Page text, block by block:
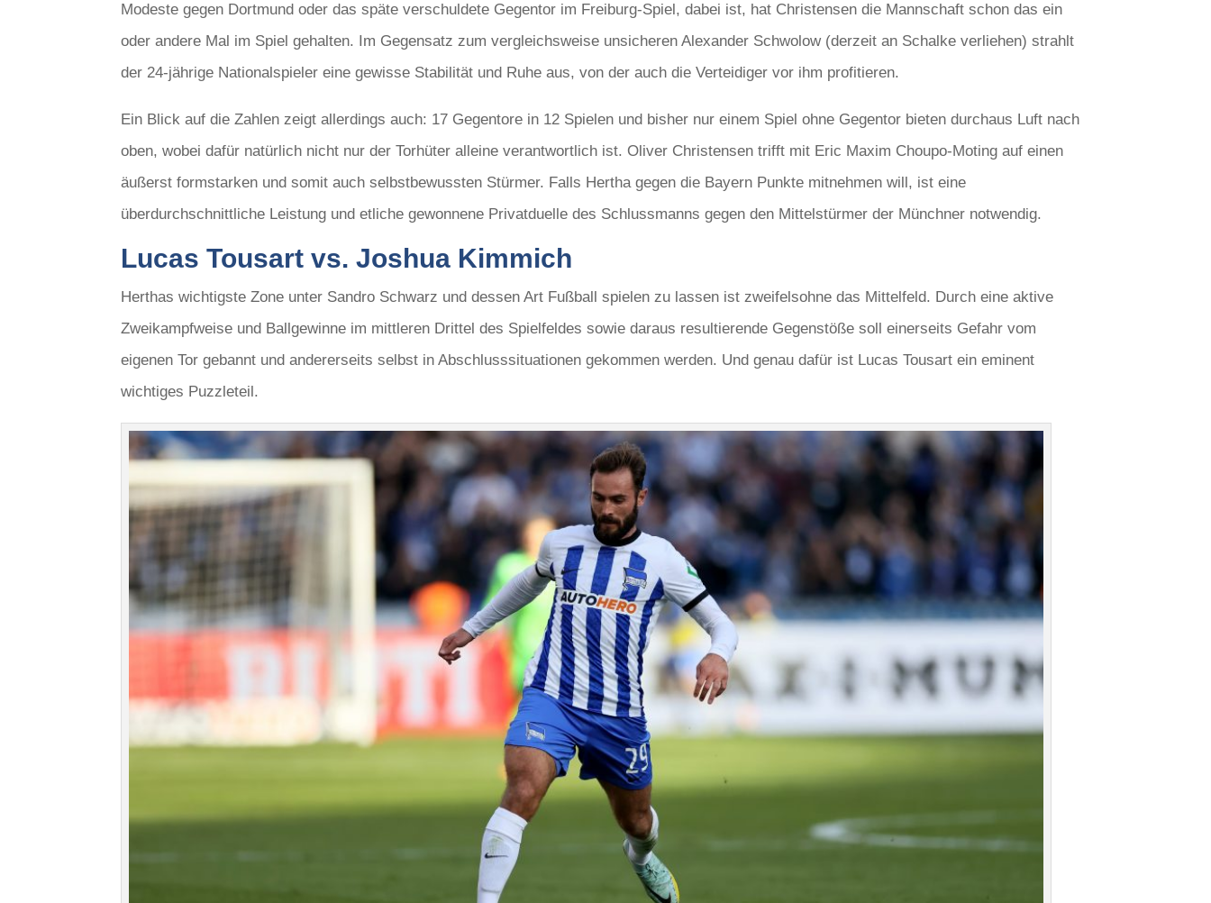
Modeste gegen Dortmund oder das späte verschuldete Gegentor im Freiburg-Spiel, dabei ist, hat Christensen die Mannschaft schon das ein
oder andere Mal im Spiel gehalten. Im Gegensatz zum vergleichsweise unsicheren Alexander Schwolow (derzeit an Schalke verliehen) strahlt
der 24-jährige Nationalspieler eine gewisse Stabilität und Ruhe aus, von der auch die Verteidiger vor ihm profitieren.
Ein Blick auf die Zahlen zeigt allerdings auch: 17 Gegentore in 12 Spielen und bisher nur einem Spiel ohne Gegentor bieten durchaus Luft nach
oben, wobei dafür natürlich nicht nur der Torhüter alleine verantwortlich ist. Oliver Christensen trifft mit Eric Maxim Choupo-Moting auf einen
äußerst formstarken und somit auch selbstbewussten Stürmer. Falls Hertha gegen die Bayern Punkte mitnehmen will, ist eine
überdurchschnittliche Leistung und etliche gewonnene Privatduelle des Schlussmanns gegen den Mittelstürmer der Münchner notwendig.
Lucas Tousart vs. Joshua Kimmich
Herthas wichtigste Zone unter Sandro Schwarz und dessen Art Fußball spielen zu lassen ist zweifelsohne das Mittelfeld. Durch eine aktive
Zweikampfweise und Ballgewinne im mittleren Drittel des Spielfeldes sowie daraus resultierende Gegenstöße soll einerseits Gefahr vom
eigenen Tor gebannt und andererseits selbst in Abschlusssituationen gekommen werden. Und genau dafür ist Lucas Tousart ein eminent
wichtiges Puzzleteil.